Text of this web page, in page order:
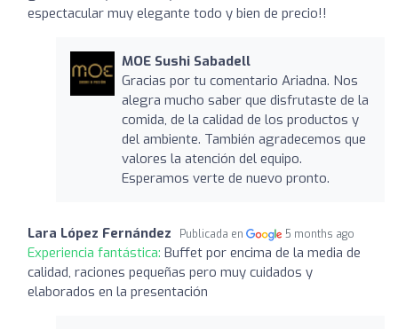
espectacular muy elegante todo y bien de precio!!
MOE Sushi Sabadell
Gracias por tu comentario Ariadna. Nos
alegra mucho saber que disfrutaste de la
comida, de la calidad de los productos y
del ambiente. También agradecemos que
valores la atención del equipo.
Esperamos verte de nuevo pronto.
Lara López Fernández Publicada en 5 months ago
Experiencia fantástica: Buffet por encima de la media de
calidad, raciones pequeñas pero muy cuidados y
elaborados en la presentación